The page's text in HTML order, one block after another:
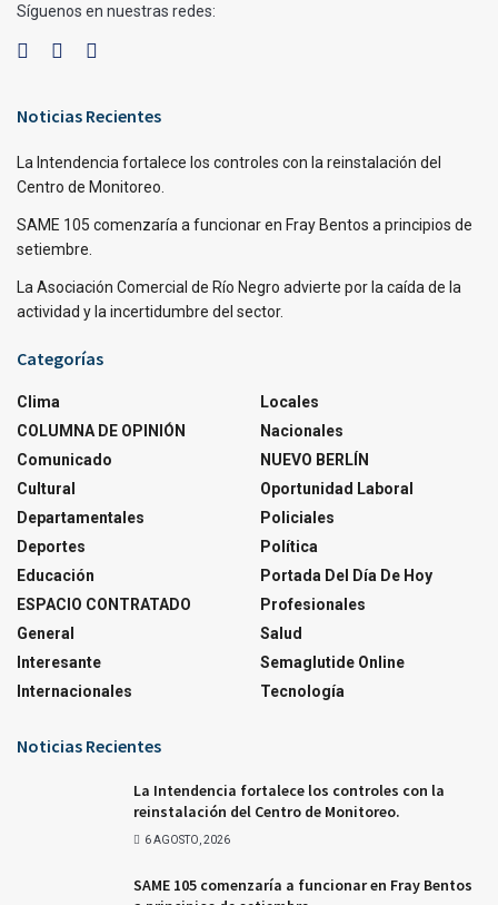
Síguenos en nuestras redes:
Noticias Recientes
La Intendencia fortalece los controles con la reinstalación del
Centro de Monitoreo.
SAME 105 comenzaría a funcionar en Fray Bentos a principios de
setiembre.
La Asociación Comercial de Río Negro advierte por la caída de la
actividad y la incertidumbre del sector.
Categorías
Clima
COLUMNA DE OPINIÓN
Comunicado
Cultural
Departamentales
Deportes
Educación
ESPACIO CONTRATADO
General
Interesante
Internacionales
Locales
Nacionales
NUEVO BERLÍN
Oportunidad Laboral
Policiales
Política
Portada Del Día De Hoy
Profesionales
Salud
Semaglutide Online
Tecnología
Noticias Recientes
La Intendencia fortalece los controles con la
reinstalación del Centro de Monitoreo.
6 AGOSTO, 2026
SAME 105 comenzaría a funcionar en Fray Bentos